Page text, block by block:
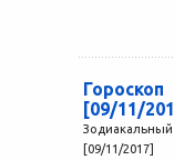
[09/11/
[09/11/